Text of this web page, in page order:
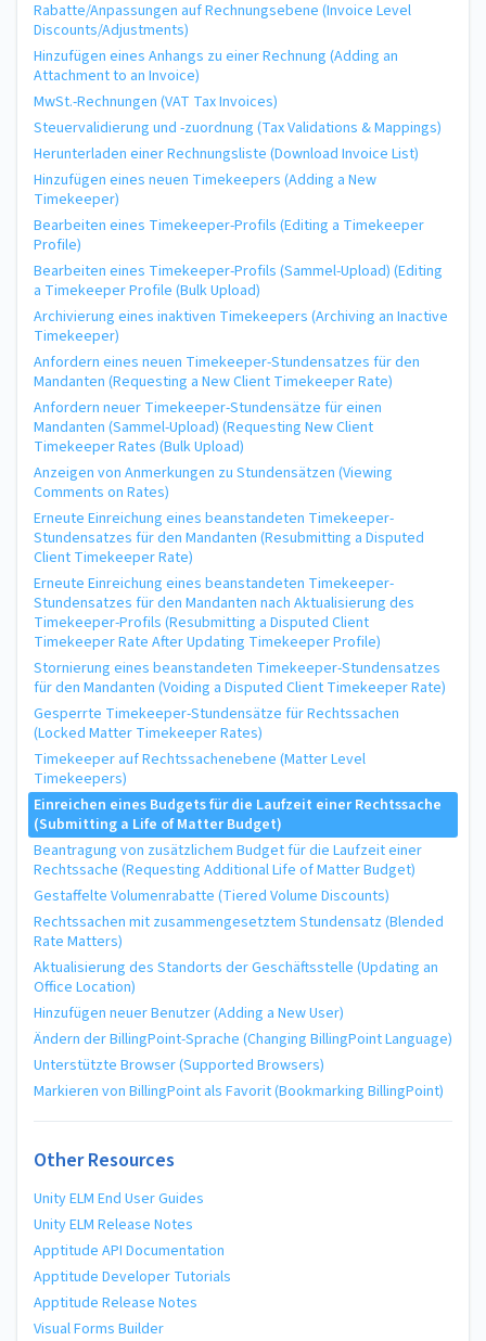
Rabatte/Anpassungen auf Rechnungsebene (Invoice Level
Discounts/Adjustments)
Hinzufügen eines Anhangs zu einer Rechnung (Adding an
Attachment to an Invoice)
MwSt.-Rechnungen (VAT Tax Invoices)
Steuervalidierung und -zuordnung (Tax Validations & Mappings)
Herunterladen einer Rechnungsliste (Download Invoice List)
Hinzufügen eines neuen Timekeepers (Adding a New
Timekeeper)
Bearbeiten eines Timekeeper-Profils (Editing a Timekeeper
Profile)
Bearbeiten eines Timekeeper-Profils (Sammel-Upload) (Editing
a Timekeeper Profile (Bulk Upload)
Archivierung eines inaktiven Timekeepers (Archiving an Inactive
Timekeeper)
Anfordern eines neuen Timekeeper-Stundensatzes für den
Mandanten (Requesting a New Client Timekeeper Rate)
Anfordern neuer Timekeeper-Stundensätze für einen
Mandanten (Sammel-Upload) (Requesting New Client
Timekeeper Rates (Bulk Upload)
Anzeigen von Anmerkungen zu Stundensätzen (Viewing
Comments on Rates)
Erneute Einreichung eines beanstandeten Timekeeper-
Stundensatzes für den Mandanten (Resubmitting a Disputed
Client Timekeeper Rate)
Erneute Einreichung eines beanstandeten Timekeeper-
Stundensatzes für den Mandanten nach Aktualisierung des
Timekeeper-Profils (Resubmitting a Disputed Client
Timekeeper Rate After Updating Timekeeper Profile)
Stornierung eines beanstandeten Timekeeper-Stundensatzes
für den Mandanten (Voiding a Disputed Client Timekeeper Rate)
Gesperrte Timekeeper-Stundensätze für Rechtssachen
(Locked Matter Timekeeper Rates)
Timekeeper auf Rechtssachenebene (Matter Level
Timekeepers)
Einreichen eines Budgets für die Laufzeit einer Rechtssache
(Submitting a Life of Matter Budget)
Beantragung von zusätzlichem Budget für die Laufzeit einer
Rechtssache (Requesting Additional Life of Matter Budget)
Gestaffelte Volumenrabatte (Tiered Volume Discounts)
Rechtssachen mit zusammengesetztem Stundensatz (Blended
Rate Matters)
Aktualisierung des Standorts der Geschäftsstelle (Updating an
Office Location)
Hinzufügen neuer Benutzer (Adding a New User)
Ändern der BillingPoint-Sprache (Changing BillingPoint Language)
Unterstützte Browser (Supported Browsers)
Markieren von BillingPoint als Favorit (Bookmarking BillingPoint)
Other Resources
Unity ELM End User Guides
Unity ELM Release Notes
Apptitude API Documentation
Apptitude Developer Tutorials
Apptitude Release Notes
Visual Forms Builder